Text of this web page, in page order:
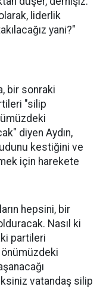
liderlik
yani?"
bir sonraki
"silip
diyen Aydın,
kestiğini ve
için harekete
hepsini, bir
Nasıl ki
partileri
vatandaş silip